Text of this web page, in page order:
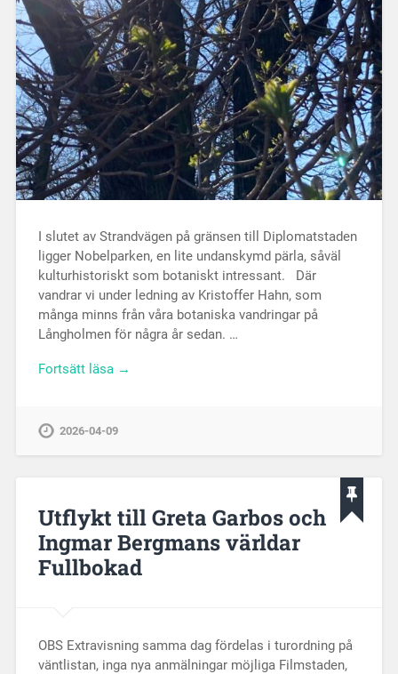
I slutet av Strandvägen på gränsen till Diplomatstaden
ligger Nobelparken, en lite undanskymd pärla, såväl
kulturhistoriskt som botaniskt intressant. Där
vandrar vi under ledning av Kristoffer Hahn, som
många minns från våra botaniska vandringar på
Långholmen för några år sedan. …
Fortsätt läsa →
2026-04-09
Utflykt till Greta Garbos och
Ingmar Bergmans världar
Fullbokad
OBS Extravisning samma dag fördelas i turordning på
väntlistan, inga nya anmälningar möjliga Filmstaden,